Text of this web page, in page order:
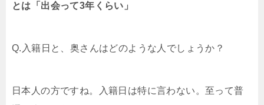
とは「出会って3年くらい」
Q.入籍日と、奥さんはどのような人でしょうか？
日本人の方ですね。入籍日は特に言わない。至って普